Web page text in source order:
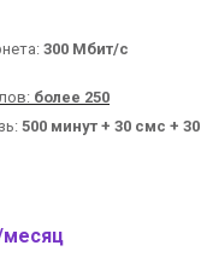
300 Мбит/с
более 250
500 минут + 30 смс + 30